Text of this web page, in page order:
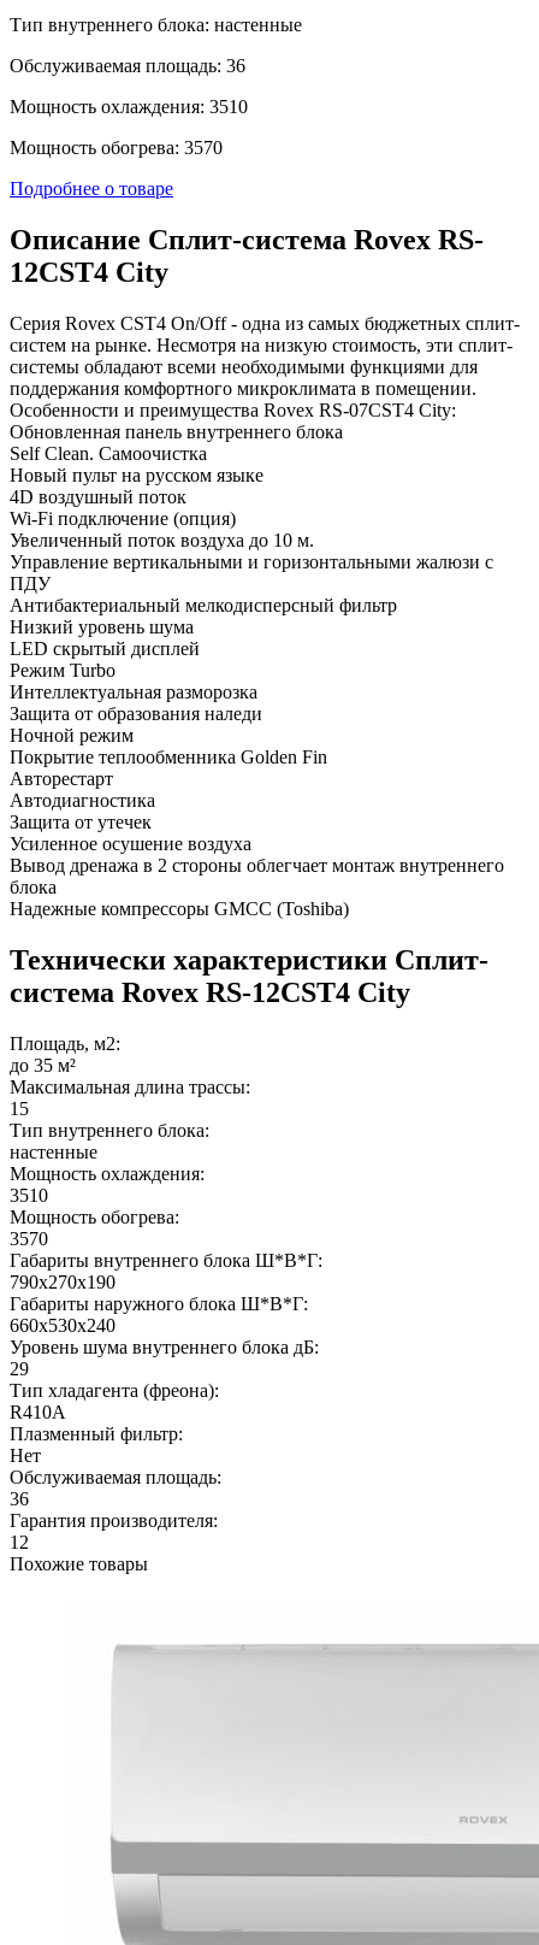
Тип внутреннего блока: настенные
Обслуживаемая площадь: 36
Мощность охлаждения: 3510
Мощность обогрева: 3570
Подробнее о товаре
Описание Сплит-система Rovex RS-
12CST4 City
Серия Rovex CST4 On/Off - одна из самых бюджетных сплит-
систем на рынке. Несмотря на низкую стоимость, эти сплит-
системы обладают всеми необходимыми функциями для
поддержания комфортного микроклимата в помещении.
Особенности и преимущества Rovex RS-07CST4 City:
Обновленная панель внутреннего блока
Self Clean. Самоочистка
Новый пульт на русском языке
4D воздушный поток
Wi-Fi подключение (опция)
Увеличенный поток воздуха до 10 м.
Управление вертикальными и горизонтальными жалюзи с
ПДУ
Антибактериальный мелкодисперсный фильтр
Низкий уровень шума
LED скрытый дисплей
Режим Turbo
Интеллектуальная разморозка
Защита от образования наледи
Ночной режим
Покрытие теплообменника Golden Fin
Авторестарт
Автодиагностика
Защита от утечек
Усиленное осушение воздуха
Вывод дренажа в 2 стороны облегчает монтаж внутреннего
блока
Надежные компрессоры GMCC (Toshiba)
Технически характеристики Сплит-
система Rovex RS-12CST4 City
Площадь, м2:
до 35 м²
Максимальная длина трассы:
15
Тип внутреннего блока:
настенные
Мощность охлаждения:
3510
Мощность обогрева:
3570
Габариты внутреннего блока Ш*В*Г:
790х270х190
Габариты наружного блока Ш*В*Г:
660х530х240
Уровень шума внутреннего блока дБ:
29
Тип хладагента (фреона):
R410A
Плазменный фильтр:
Нет
Обслуживаемая площадь:
36
Гарантия производителя:
12
Похожие товары